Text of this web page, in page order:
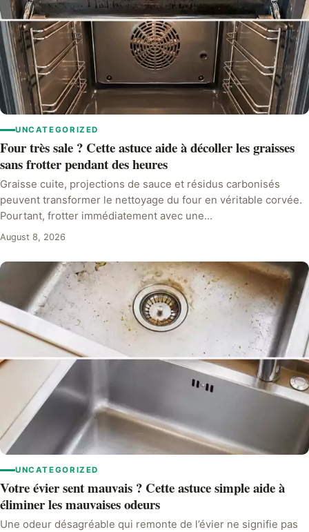
UNCATEGORIZED
Four très sale ? Cette astuce aide à décoller les graisses
sans frotter pendant des heures
Graisse cuite, projections de sauce et résidus carbonisés
peuvent transformer le nettoyage du four en véritable corvée.
Pourtant, frotter immédiatement avec une…
August 8, 2026
UNCATEGORIZED
Votre évier sent mauvais ? Cette astuce simple aide à
éliminer les mauvaises odeurs
Une odeur désagréable qui remonte de l’évier ne signifie pas